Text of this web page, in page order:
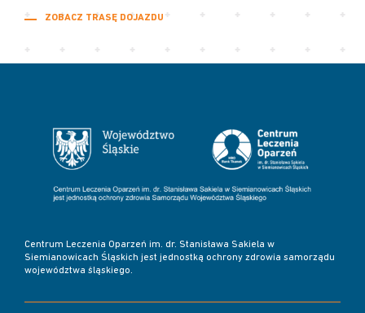
ZOBACZ TRASĘ DOJAZDU
Centrum Leczenia Oparzeń im. dr. Stanisława Sakiela w
Siemianowicach Śląskich jest jednostką ochrony zdrowia samorządu
województwa śląskiego.